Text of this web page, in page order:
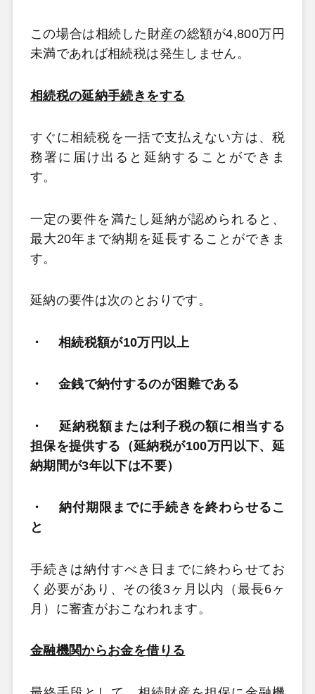
この場合は相続した財産の総額が4,800万円
未満であれば相続税は発生しません。
相続税の延納手続きをする
すぐに相続税を一括で支払えない方は、税
務署に届け出ると延納することができま
す。
一定の要件を満たし延納が認められると、
最大20年まで納期を延長することができま
す。
延納の要件は次のとおりです。
・ 相続税額が10万円以上
・ 金銭で納付するのが困難である
・
延納税額または利子税の額に相当する
担保を提供する（延納税が100万円以下、延
納期間が3年以下は不要）
・
納付期限までに手続きを終わらせるこ
と
手続きは納付すべき日までに終わらせてお
く必要があり、その後3ヶ月以内（最長6ヶ
月）に審査がおこなわれます。
金融機関からお金を借りる